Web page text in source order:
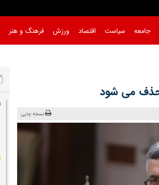
جامعه سیاست اقتصاد ورزش فرهنگ و هنر
حذف می شود
نسخه چاپی